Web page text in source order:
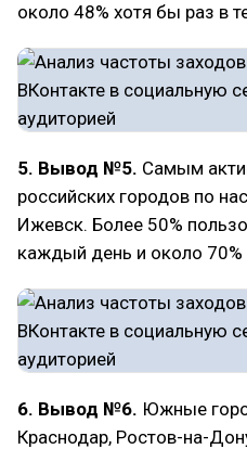
около 48% хотя бы раз в
5. Вывод №5. Самым
российских городов по
Ижевск. Более 50%
каждый день и около
6. Вывод №6. Южные
Краснодар, Ростов-на-